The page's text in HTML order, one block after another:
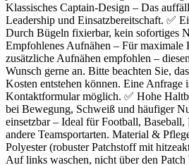
Klassisches Captain-Design – Das
Leadership und Einsatzbereitschaft. ✅
Durch Bügeln fixierbar, kein sofortiges
Empfohlenes Aufnähen – Für maximale
zusätzliche Aufnähen empfohlen –
Wunsch gerne an. Bitte beachten Sie,
Kosten entstehen können. Eine Anfrage
Kontaktformular möglich. ✅ Hohe
bei Bewegung, Schweiß und häufiger
einsetzbar – Ideal für Football,
andere Teamsportarten. Material &
Polyester (robuster Patchstoff mit
Auf links waschen, nicht über den